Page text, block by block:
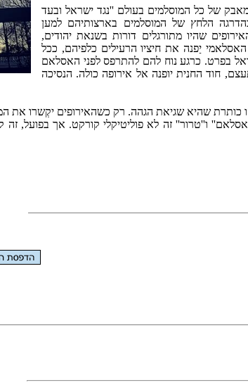
מאבק של כל המוסלמים בעולם ''נגד ישראל ובעד
הלחץ של המוסלמים בארצותיהם למען
שהיו מתורגלים דורות בשנאת יהודים,
יַפנה את חיציו הרעילים כלפיהם, ככל
בפרט. כרגע נוח להם להתרפס לפני האסלאם
חוד החנית יופנה אל אירופה כולה. הנסיכה
כותרת שהיא שגיאת הגהה. רק כשהאירופים יקְשרו
ו''טרור'' זה לא פוליטיקלי קורקט. אך בפועל,